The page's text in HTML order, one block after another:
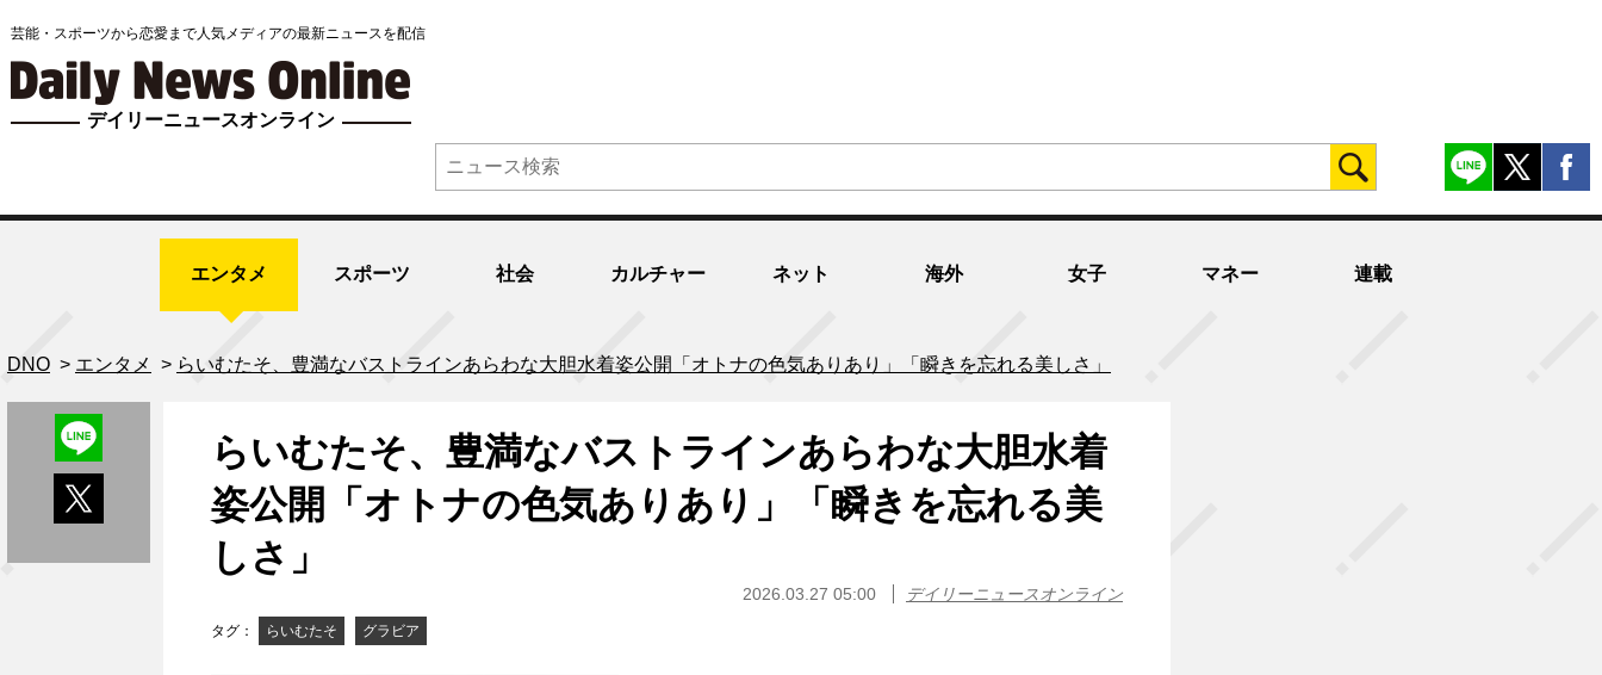
芸能・スポーツから恋愛まで人気メディアの最新ニュースを配信
デイリーニュースオンライン
エンタメ スポーツ 社会 カルチャー ネット 海外 女子 マネー 連載
DNO > エンタメ > らいむたそ、豊満なバストラインあらわな大胆水着姿公開「オトナの色気ありあり」「瞬きを忘れる美しさ」
らいむたそ、豊満なバストラインあらわな大胆水着
姿公開「オトナの色気ありあり」「瞬きを忘れる美
しさ」
2026.03.27 05:00 デイリーニュースオンライン
タグ： らいむたそ グラビア